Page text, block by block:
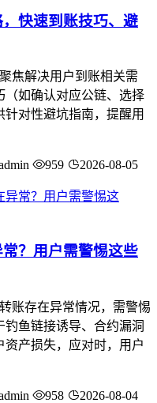
快速到账技巧、避
焦解决用户到账相关需
（如确认对应公链、选择
对性避坑指南，提醒用
959 2026-08-05
？用户需警惕这些
账存在异常情况，需警惕
鱼链接诱导、合约漏洞
产损失，应对时，用户
958 2026-08-04